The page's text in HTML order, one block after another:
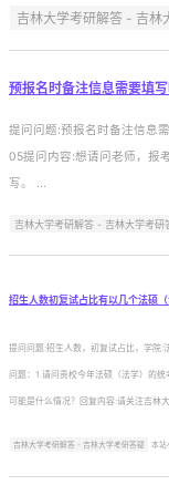
吉林大学考研解答 - 吉林
预报名时备注信息需要填
提问问题:预报名时备注信息
05提问内容:想请问老师，报
写。 ...
吉林大学考研解答 - 吉林大学考研
招生人数初复试占比有以几个法硕
提问问题:招生人数，初复试占比，学
问题：1.请问贵校今年法硕（法学）的
可能是什么情况？回复内容:请关注吉林大
吉林大学考研解答 - 吉林大学考研答疑 本站